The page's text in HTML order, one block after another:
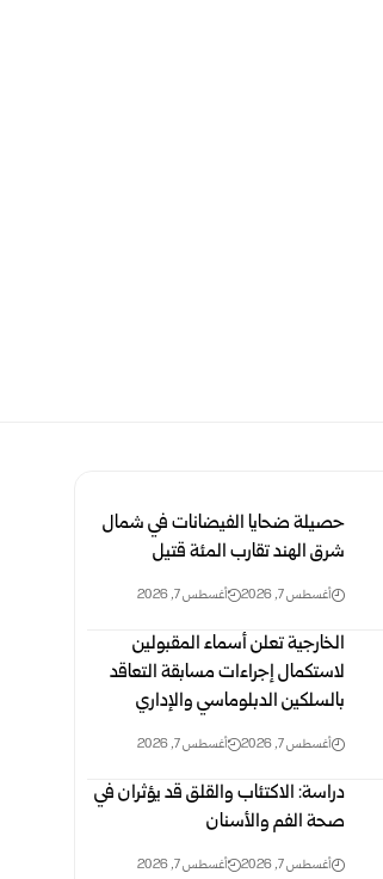
حصيلة ضحايا الفيضانات في شمال
شرق الهند تقارب المئة قتيل
أغسطس 7, 2026 أغسطس 7, 2026
الخارجية تعلن أسماء المقبولين
لاستكمال إجراءات مسابقة التعاقد
بالسلكين ‏الدبلوماسي والإداري
أغسطس 7, 2026 أغسطس 7, 2026
دراسة: الاكتئاب والقلق قد يؤثران في
صحة الفم والأسنان
أغسطس 7, 2026 أغسطس 7, 2026